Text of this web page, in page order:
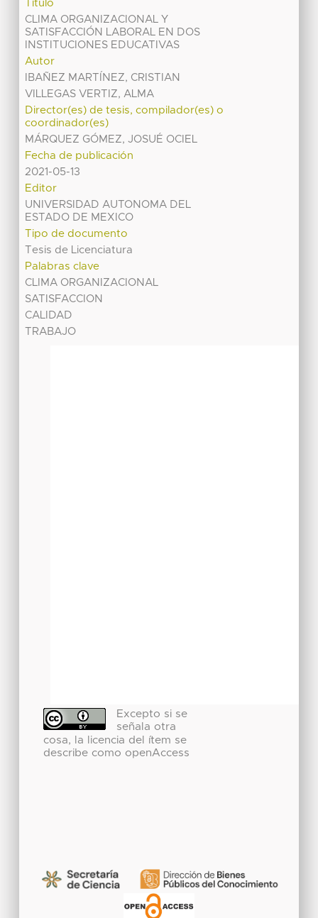
Título
CLIMA ORGANIZACIONAL Y
SATISFACCIÓN LABORAL EN DOS
INSTITUCIONES EDUCATIVAS
Autor
IBAÑEZ MARTÍNEZ, CRISTIAN
VILLEGAS VERTIZ, ALMA
Director(es) de tesis, compilador(es) o
coordinador(es)
MÁRQUEZ GÓMEZ, JOSUÉ OCIEL
Fecha de publicación
2021-05-13
Editor
UNIVERSIDAD AUTONOMA DEL
ESTADO DE MEXICO
Tipo de documento
Tesis de Licenciatura
Palabras clave
CLIMA ORGANIZACIONAL
SATISFACCION
CALIDAD
TRABAJO
Excepto si se
señala otra
cosa, la licencia del ítem se
describe como openAccess